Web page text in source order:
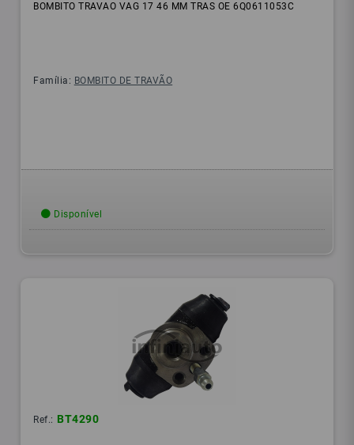
BOMBITO TRAVAO VAG 17 46 MM TRAS OE 6Q0611053C
Família: BOMBITO DE TRAVÃO
Disponível
Ref.: BT4290